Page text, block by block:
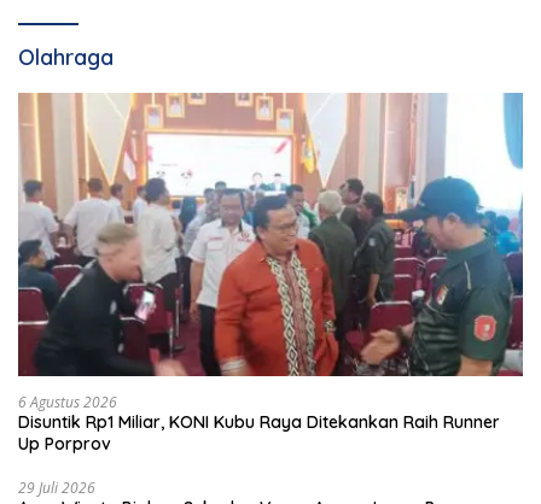
Olahraga
6 Agustus 2026
Disuntik Rp1 Miliar, KONI Kubu Raya Ditekankan Raih Runner
Up Porprov
29 Juli 2026